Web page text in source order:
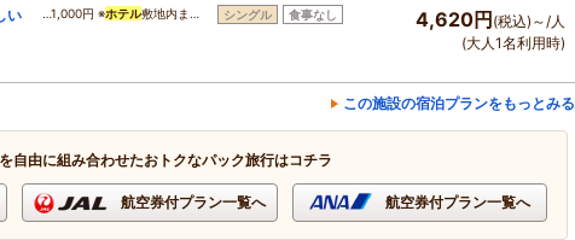
い
…1,000円 ※ホテル敷地内ま… シングル 食事なし 4,620円(税込)～/人
(大人1名利用時)
この施設の宿泊プランをもっとみる
自由に組み合わせたおトクなパック旅行はコチラ
航空券付プラン一覧へ 航空券付プラン一覧へ